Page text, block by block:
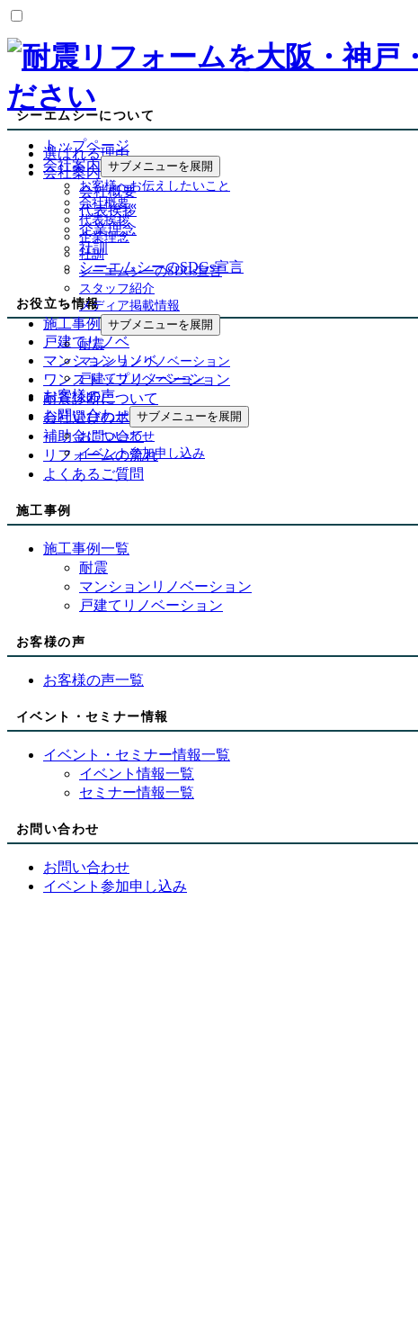
トップページ
会社案内 サブメニューを展開
お客様へお伝えしたいこと
会社概要
代表挨拶
企業理念
社訓
シーエムシーのSDGs宣言
スタッフ紹介
メディア掲載情報
施工事例 サブメニューを展開
耐震
マンションリノベーション
戸建てリノベーション
お客様の声
お問い合わせ サブメニューを展開
お問い合わせ
イベント参加申し込み
シーエムシーについて
選ばれる理由
会社案内
会社概要
代表挨拶
企業理念
社訓
シーエムシーのSDGs宣言
お役立ち情報
戸建てリノベ
マンションリノベ
ワンストップリノベーション
耐震診断について
会社選びのポイント
補助金について
リフォームの流れ
よくあるご質問
施工事例
施工事例一覧
耐震
マンションリノベーション
戸建てリノベーション
お客様の声
お客様の声一覧
イベント・セミナー情報
イベント・セミナー情報一覧
イベント情報一覧
セミナー情報一覧
お問い合わせ
お問い合わせ
イベント参加申し込み